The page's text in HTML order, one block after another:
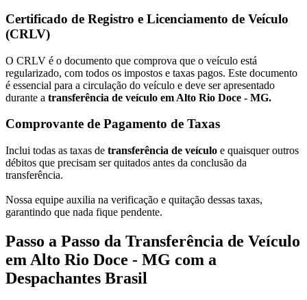
Certificado de Registro e Licenciamento de Veículo
(CRLV)
O CRLV é o documento que comprova que o veículo está
regularizado, com todos os impostos e taxas pagos. Este documento
é essencial para a circulação do veículo e deve ser apresentado
durante a transferência de veículo em Alto Rio Doce - MG.
Comprovante de Pagamento de Taxas
Inclui todas as taxas de transferência de veículo e quaisquer outros
débitos que precisam ser quitados antes da conclusão da
transferência.
Nossa equipe auxilia na verificação e quitação dessas taxas,
garantindo que nada fique pendente.
Passo a Passo da Transferência de Veículo
em Alto Rio Doce - MG com a
Despachantes Brasil